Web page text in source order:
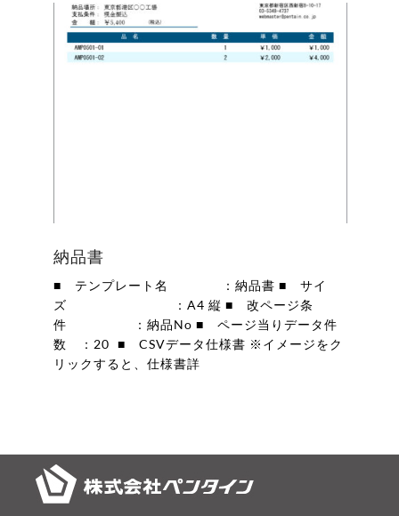
納品書
■ テンプレート名 ：納品書 ■ サイ
ズ ：A4 縦 ■ 改ページ条
件 ：納品No ■ ページ当りデータ件
数 ：20 ■ CSVデータ仕様書 ※イメージをク
リックすると、仕様書詳